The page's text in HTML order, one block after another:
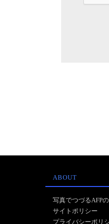
ABOUT
写真でつづるAFP
サイトポリシー
プライバシーポリ